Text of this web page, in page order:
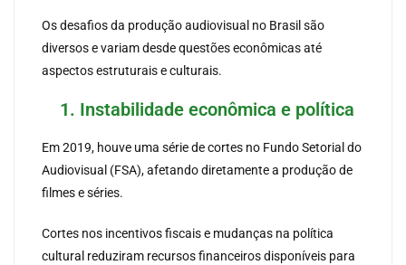
Os desafios da produção audiovisual no Brasil são
diversos e variam desde questões econômicas até
aspectos estruturais e culturais.
1. Instabilidade econômica e política
Em 2019, houve uma série de cortes no Fundo Setorial do
Audiovisual (FSA), afetando diretamente a produção de
filmes e séries.
Cortes nos incentivos fiscais e mudanças na política
cultural reduziram recursos financeiros disponíveis para